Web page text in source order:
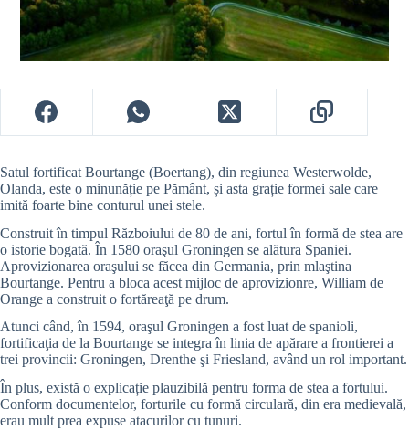
Satul fortificat Bourtange (Boertang), din regiunea Westerwolde,
Olanda, este o minunăție pe Pământ, și asta grație formei sale care
imită foarte bine conturul unei stele.
Construit în timpul Războiului de 80 de ani, fortul în formă de stea are
o istorie bogată. În 1580 oraşul Groningen se alătura Spaniei.
Aprovizionarea oraşului se făcea din Germania, prin mlaştina
Bourtange. Pentru a bloca acest mijloc de aprovizionre, William de
Orange a construit o fortăreaţă pe drum.
Atunci când, în 1594, oraşul Groningen a fost luat de spanioli,
fortificaţia de la Bourtange se integra în linia de apărare a frontierei a
trei provincii: Groningen, Drenthe şi Friesland, având un rol important.
În plus, există o explicație plauzibilă pentru forma de stea a fortului.
Conform documentelor, forturile cu formă circulară, din era medievală,
erau mult prea expuse atacurilor cu tunuri.